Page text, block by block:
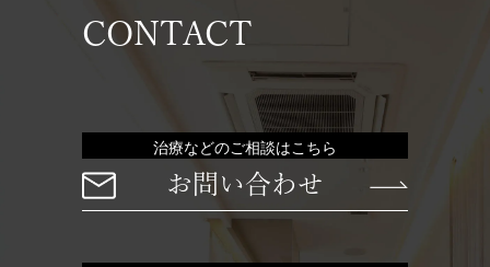
CONTACT
治療などのご相談はこちら
お問い合わせ